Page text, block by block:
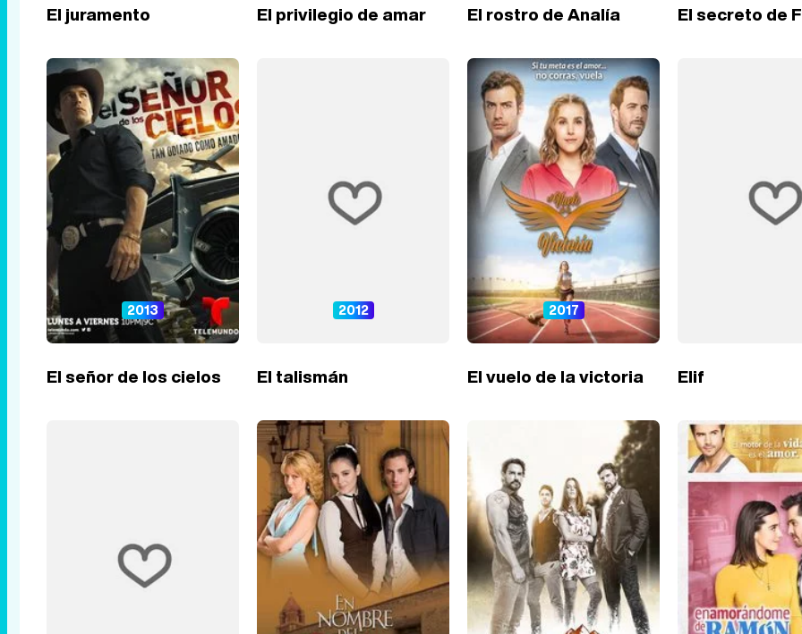
El juramento El privilegio de amar El rostro de Analía El secreto de
2013
El señor de los cielos
2012
El talismán
2017
El vuelo de la victoria Elif